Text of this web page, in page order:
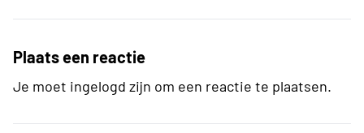
Plaats een reactie
Je moet ingelogd zijn om een reactie te plaatsen.